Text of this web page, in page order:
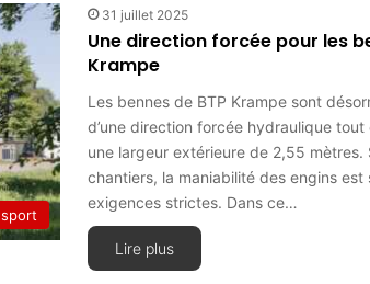
31 juillet 2025
Une direction forcée pour les
Krampe
Les bennes de BTP Krampe sont
d’une direction forcée hydraulique
une largeur extérieure de 2,55 mètres.
chantiers, la maniabilité des engins est
exigences strictes. Dans ce…
Lire plus